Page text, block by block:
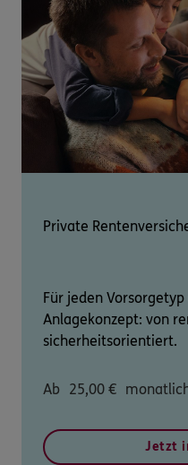
Private
Für jeden
Anlagekonzept: von
sicherheitsorientiert.
Ab 25,00 €
Jetzt